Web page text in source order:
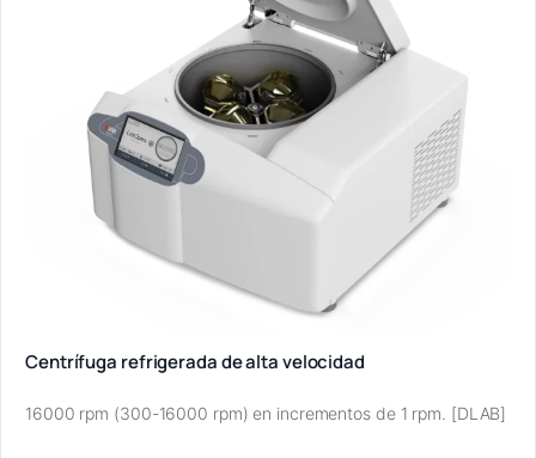
Centrífuga refrigerada de alta velocidad
16000 rpm (300-16000 rpm) en incrementos de 1 rpm. [DLAB]